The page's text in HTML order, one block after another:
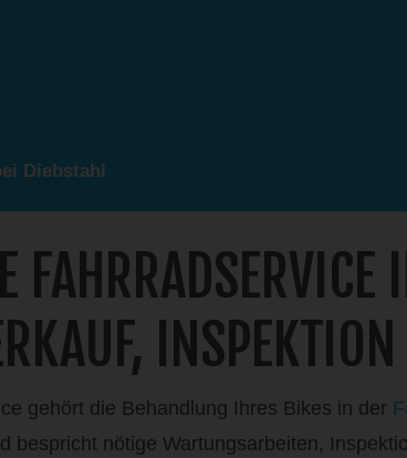
Diebstahl
gehört die Behandlung Ihres Bikes in der
bespricht nötige Wartungsarbeiten,